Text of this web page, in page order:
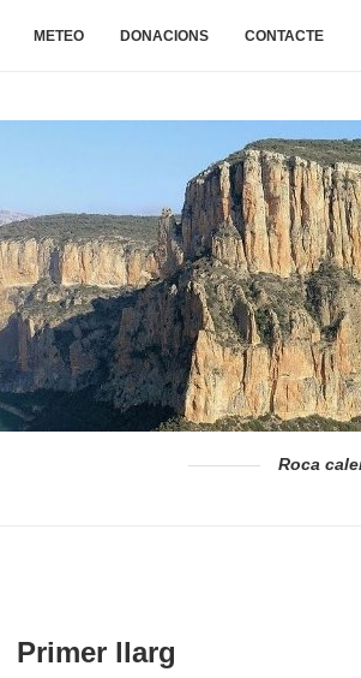
METEO DONACIONS CONTACTE
Roca
Primer llarg